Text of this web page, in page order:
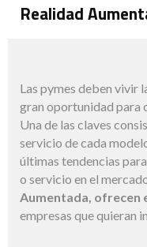
Realidad
Las pymes deben vivir
gran oportunidad para
Una de las claves
servicio de cada
últimas tendencias
o servicio en el
Aumentada, ofrecen
empresas que quieran